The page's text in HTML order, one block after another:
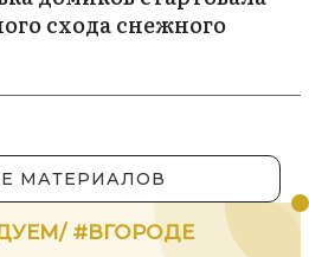
схода снежного
МАТЕРИАЛОВ
#ВГОРОДЕ